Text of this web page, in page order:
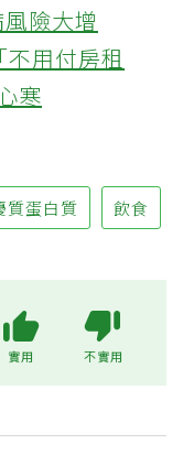
險大增
用付房租
寒
質蛋白質 飲食
實用 不實用